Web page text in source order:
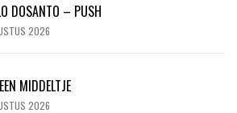
DOSANTO – PUSH
2026
MIDDELTJE
2026